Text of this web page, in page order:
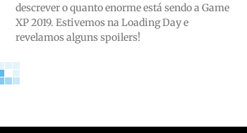
descrever o quanto enorme está sendo a Game
XP 2019. Estivemos na Loading Day e
revelamos alguns spoilers!